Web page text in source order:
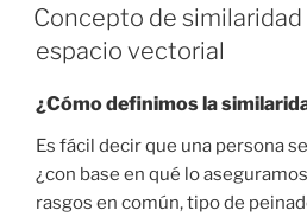
ON
Concepto de
espacio vectorial
¿Cómo definimos la
Es fácil decir que una persona
¿con base en qué lo
rasgos en común, tipo de